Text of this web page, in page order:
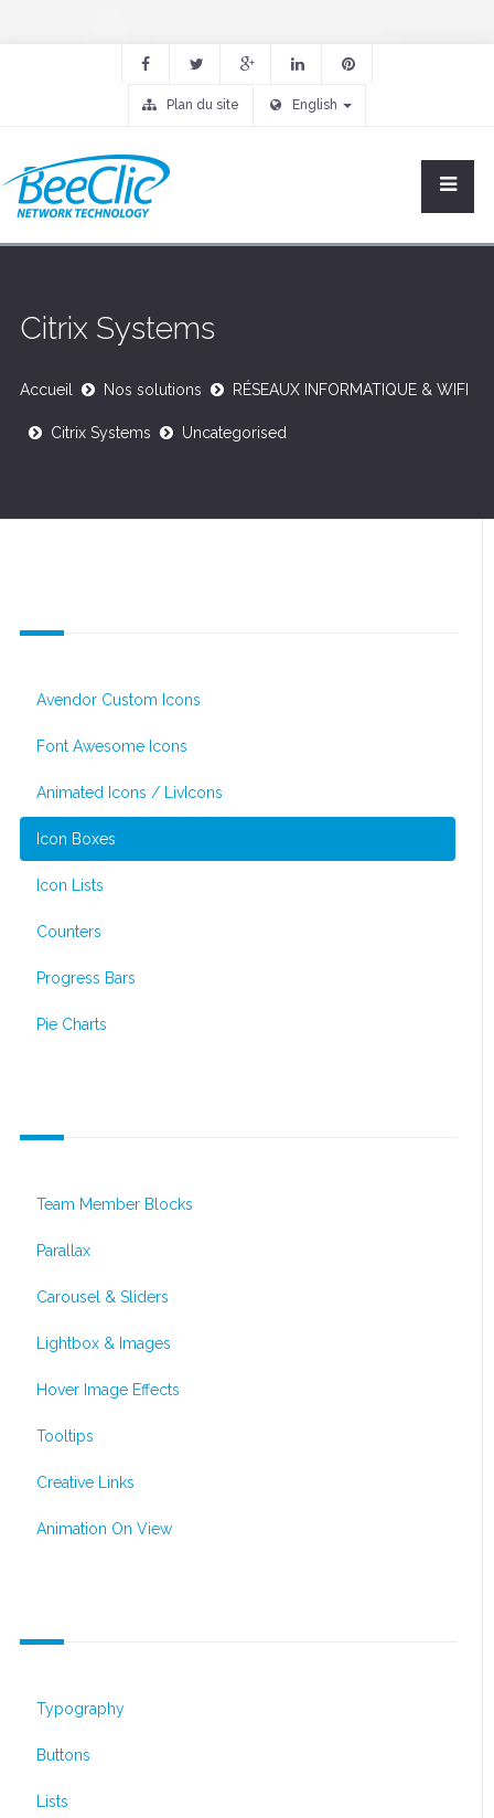
Plan du site English
Citrix Systems
Accueil Nos solutions RÉSEAUX INFORMATIQUE & WIFI
Citrix Systems Uncategorised
Avendor Custom Icons
Font Awesome Icons
Animated Icons / LivIcons
Icon Boxes
Icon Lists
Counters
Progress Bars
Pie Charts
Team Member Blocks
Parallax
Carousel & Sliders
Lightbox & Images
Hover Image Effects
Tooltips
Creative Links
Animation On View
Typography
Buttons
Lists